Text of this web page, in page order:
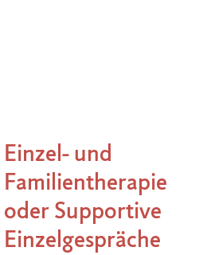
Einzel- und
Familientherapie
oder Supportive
Einzelgespräche